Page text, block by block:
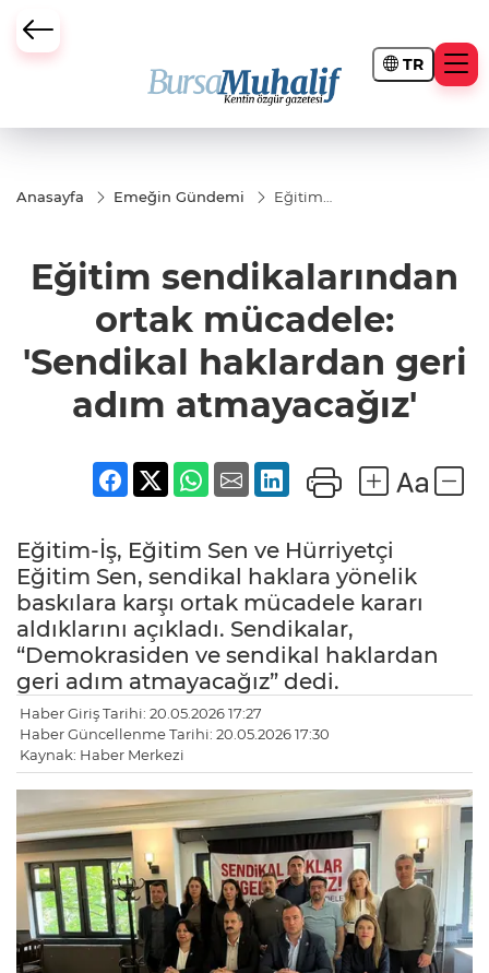
TR
Büyükşehir Darbesi
Anasayfa Emeğin Gündemi
Eğitim
haklardan geri
adım
Eğitim sendikalarından
ortak mücadele:
'Sendikal haklardan geri
adım atmayacağız'
Eğitim-İş, Eğitim Sen ve Hürriyetçi
Eğitim Sen, sendikal haklara yönelik
baskılara karşı ortak mücadele kararı
aldıklarını açıkladı. Sendikalar,
“Demokrasiden ve sendikal haklardan
geri adım atmayacağız” dedi.
Haber Giriş Tarihi: 20.05.2026 17:27
Haber Güncellenme Tarihi: 20.05.2026 17:30
Kaynak: Haber Merkezi